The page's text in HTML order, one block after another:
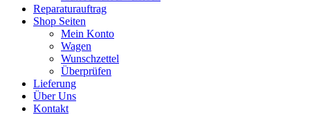
Reparaturauftrag
Shop Seiten
Mein Konto
Wagen
Wunschzettel
Überprüfen
Lieferung
Über Uns
Kontakt